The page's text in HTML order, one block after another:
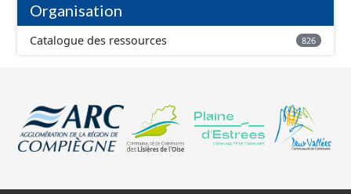
Organisation
Catalogue des ressources 826